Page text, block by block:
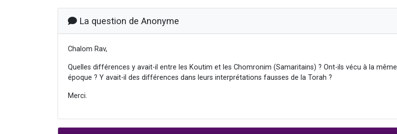
La question de Anonyme
Chalom Rav,
Quelles différences y avait-il entre les Koutim et les Chomronim (Samaritains) ? Ont-ils vécu à la même
époque ? Y avait-il des différences dans leurs interprétations fausses de la Torah ?
Merci.